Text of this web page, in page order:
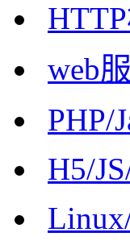
web
PHP/
H5/